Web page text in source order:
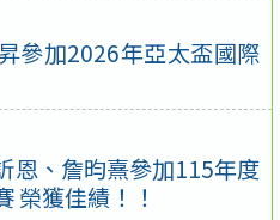
參加2026年亞太盃國際
恩、詹昀熹參加115年度
榮獲佳績！！